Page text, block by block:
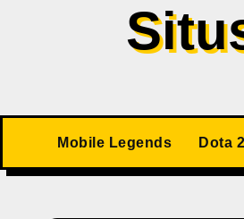
Mobile Legends Dota 2